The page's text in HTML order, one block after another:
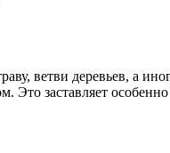
ветви деревьев, а
Это заставляет